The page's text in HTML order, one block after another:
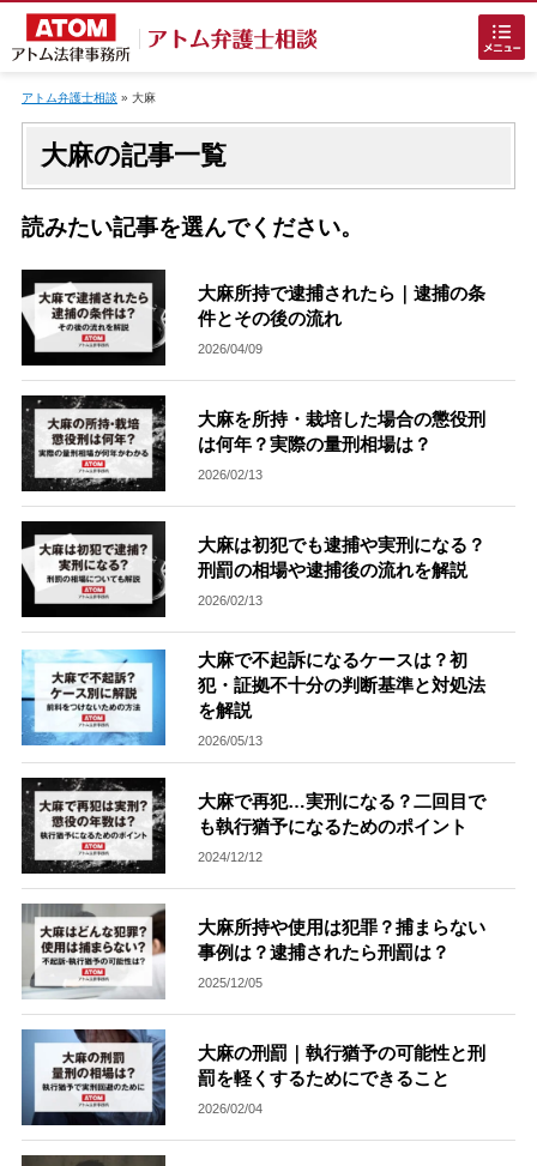
ホームに戻る
刑事事件でお困りの方
刑事事件の無料相談
接見・面会を弁護士に依頼
刑事事件を示談で解決したい
アトムについて知りたい方
弁護士紹介
弁護士費用
アクセス
解決実績
ご依頼者からのお手紙
無料相談の口コミ評判
アトム弁護士相談 » 大麻
大麻の記事一覧
読みたい記事を選んでください。
大麻所持で逮捕されたら｜逮捕の条
件とその後の流れ
2026/04/09
大麻を所持・栽培した場合の懲役刑
は何年？実際の量刑相場は？
2026/02/13
大麻は初犯でも逮捕や実刑になる？
刑罰の相場や逮捕後の流れを解説
2026/02/13
大麻で不起訴になるケースは？初
犯・証拠不十分の判断基準と対処法
を解説
2026/05/13
大麻で再犯…実刑になる？二回目で
も執行猶予になるためのポイント
2024/12/12
大麻所持や使用は犯罪？捕まらない
事例は？逮捕されたら刑罰は？
2025/12/05
大麻の刑罰｜執行猶予の可能性と刑
罰を軽くするためにできること
2026/02/04